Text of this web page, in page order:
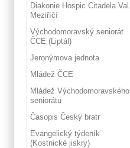
Diakonie Hospic Citadela Val.
Meziříčí
Východomoravský seniorát
ČCE (Liptál)
Jeronýmova jednota
Mládež ČCE
Mládež Východomoravského
seniorátu
Časopis Český bratr
Evangelický týdeník
(Kostnické jiskry)